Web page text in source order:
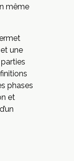
même
une
phases
et